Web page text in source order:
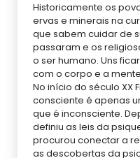
Historicamente os
ervas e minerais na
que sabem cuidar de
passaram e os
o ser humano. Uns
com o corpo e a
No início do século XX
consciente é apenas
que é inconsciente.
definiu as leis da
procurou conectar a
as descobertas da